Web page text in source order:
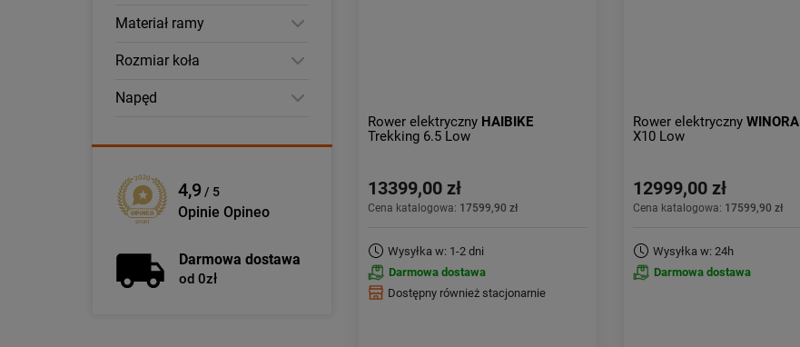
Materiał ramy
Rozmiar koła
Napęd
4,9 / 5
Opinie Opineo
Darmowa dostawa
od 0zł
Rower elektryczny HAIBIKE
Trekking 6.5 Low
13399,00 zł
Cena katalogowa: 17599,90 zł
Wysyłka w: 1-2 dni
Darmowa dostawa
Dostępny również stacjonarnie
Rower elektryczny WINORA
X10 Low
12999,00 zł
Cena katalogowa: 17599,90 zł
Wysyłka w: 24h
Darmowa dostawa